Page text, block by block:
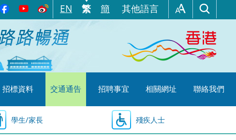
EN 繁 簡 其他語言
招標資料 交通通告 招聘事宜 相關網址 聯絡我們
學生/家長 殘疾人士